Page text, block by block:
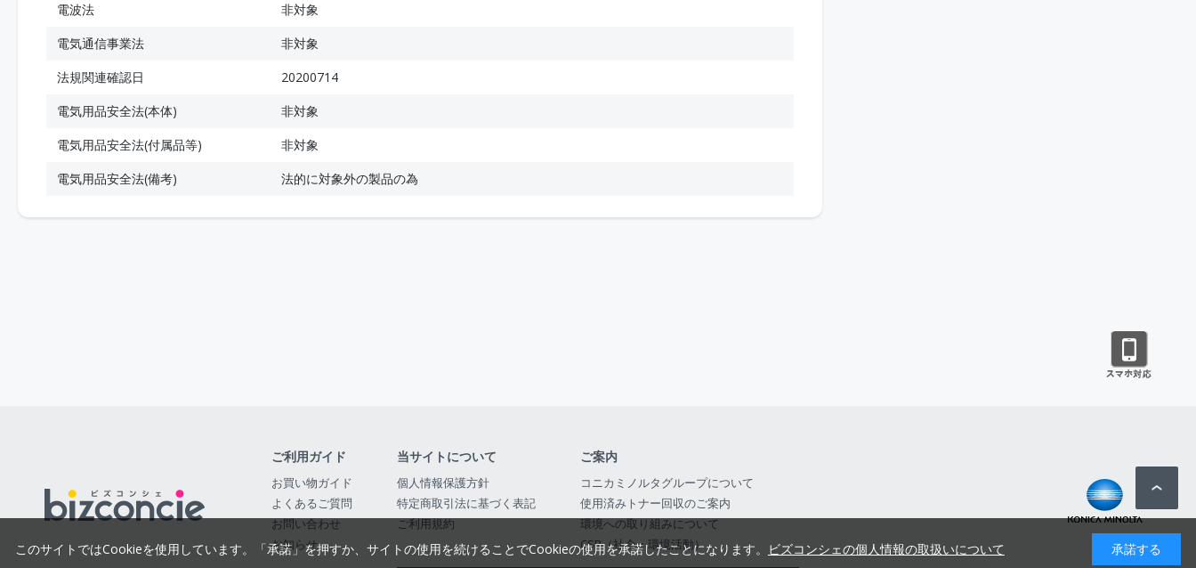
電波法
非対象
電気通信事業法
非対象
法規関連確認日
20200714
電気用品安全法(本体)
非対象
電気用品安全法(付属品等)
非対象
電気用品安全法(備考)
法的に対象外の製品の為
ご利用ガイド
お買い物ガイド
よくあるご質問
お問い合わせ
お知らせ
当サイトについて
個人情報保護方針
特定商取引法に基づく表記
ご利用規約
ご案内
コニカミノルタグループについて
使用済みトナー回収のご案内
環境への取り組みについて
CSR（社会・環境活動）
このサイトではCookieを使用しています。「承諾」を押すか、サイトの使用を続けることでCookieの使用を承諾したことになります。 ビズコンシェの個人情報の取扱いについて 承諾する